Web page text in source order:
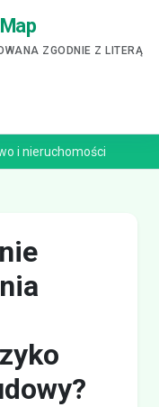
ZGODNIE Z LITERĄ
i nieruchomości